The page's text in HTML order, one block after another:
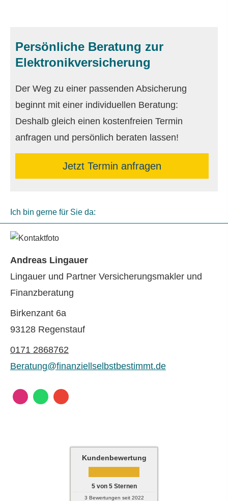
Persönliche Beratung zur
Elektronikversicherung
Der Weg zu einer passenden Absicherung
beginnt mit einer individuellen Beratung:
Deshalb gleich einen kostenfreien Termin
anfragen und persönlich beraten lassen!
Jetzt Termin anfragen
Ich bin gerne für Sie da:
Andreas Lingauer
Lingauer und Partner Ver­sicherungs­makler und
Finanzberatung
Birkenzant 6a
93128 Regenstauf
0171 2868762
Beratung@finanziellselbstbestimmt.de
Kundenbewertung
5von 5Sternen
3 Bewertungen seit 2022